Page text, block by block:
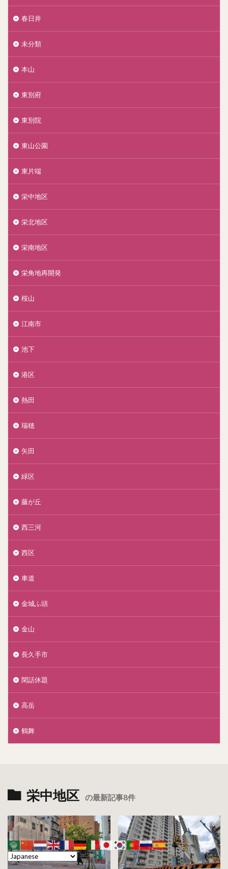
春日井
未分類
本山
東別府
東別院
東山公園
東片端
栄中地区
栄北地区
栄南地区
栄角地再開発
桜山
江南市
池下
港区
熱田
瑞穂
矢田
緑区
藤が丘
西三河
西区
車道
金城ふ頭
金山
長久手市
閑話休題
高岳
鶴舞
栄中地区 の最新記事8件